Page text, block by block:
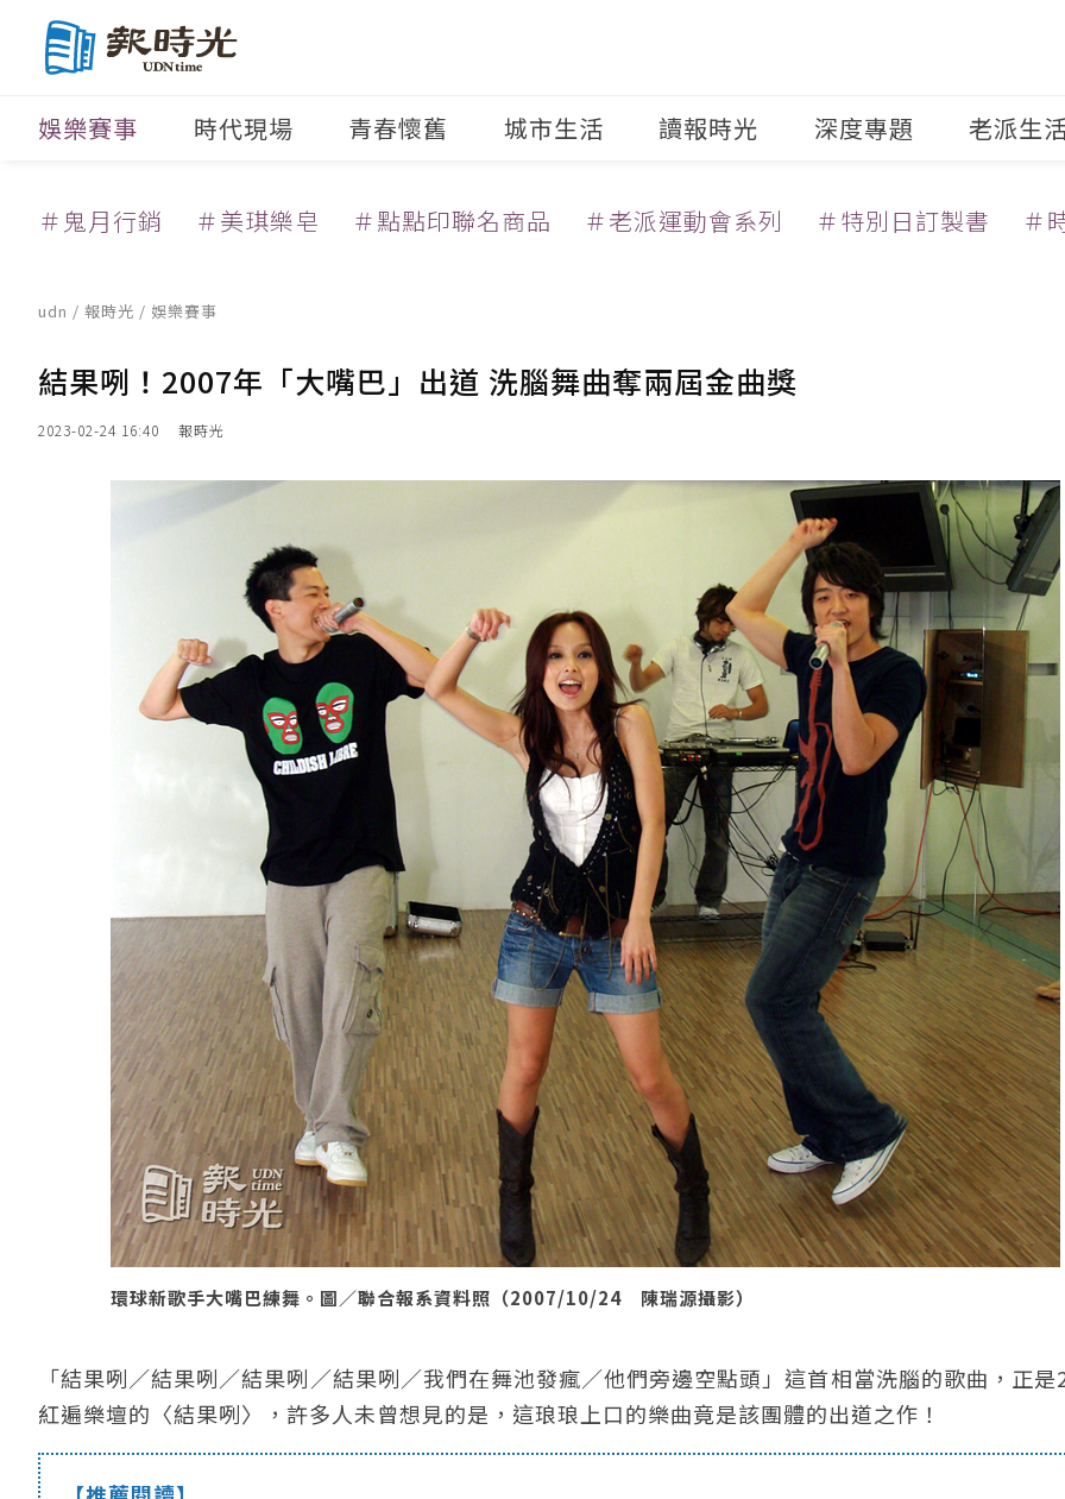
娛樂賽事 時代現場 青春懷舊 城市生活 讀報時光 深度專題 老派生
＃鬼月行銷 ＃美琪樂皂 ＃點點印聯名商品 ＃老派運動會系列 ＃特別日訂製書 ＃
udn / 報時光 / 娛樂賽事
結果咧！2007年「大嘴巴」出道 洗腦舞曲奪兩屆金曲獎
2023-02-24 16:40 報時光
環球新歌手大嘴巴練舞。圖／聯合報系資料照（2007/10/24 陳瑞源攝影）
「結果咧／結果咧／結果咧／結果咧／我們在舞池發瘋／他們旁邊空點頭」這首相當洗腦的歌曲，正是
紅遍樂壇的〈結果咧〉，許多人未曾想見的是，這琅琅上口的樂曲竟是該團體的出道之作！